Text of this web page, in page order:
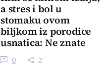
a stres i bol u
stomaku ovom
biljkom iz porodice
usnatica: Ne znate
koliko je čaj super
0 2